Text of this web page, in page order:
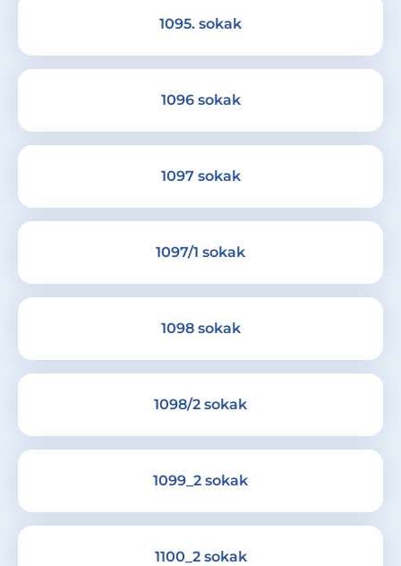
1095. sokak
1096 sokak
1097 sokak
1097/1 sokak
1098 sokak
1098/2 sokak
1099_2 sokak
1100_2 sokak